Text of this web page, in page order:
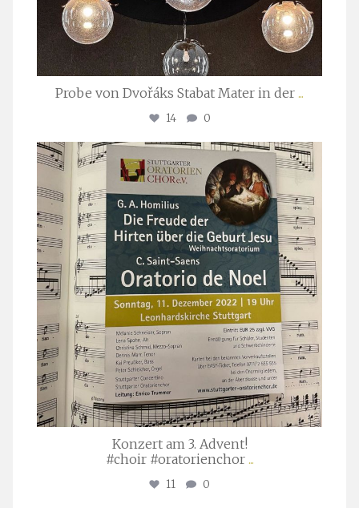
Probe von Dvořáks Stabat Mater in der ...
14 0
stuttgarter_oratorienchor
Nov. 29
Konzert am 3. Advent!
#choir #oratorienchor ...
11 0